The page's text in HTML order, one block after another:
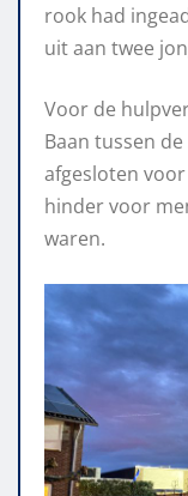
rook had
uit aan twee
Voor de
Baan tussen
afgesloten
hinder voor
waren.